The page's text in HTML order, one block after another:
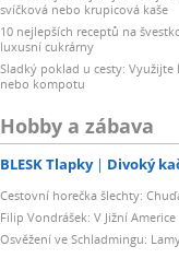
svíčková nebo krupicová kaše
10 nejlepších receptů na
luxusní cukrárny
Sladký poklad u cesty:
nebo kompotu
Hobby a zábava
BLESK Tlapky Divoký
Cestovní horečka šlechty:
Filip Vondrášek: V Jižní
Osvěžení ve Schladmingu: